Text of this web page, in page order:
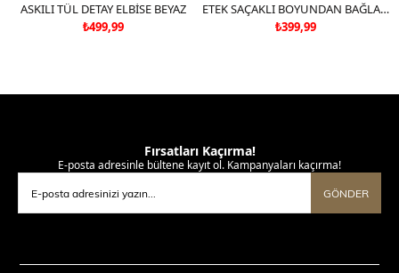
ASKILI TÜL DETAY ELBİSE BEYAZ
₺499,99
ETEK SAÇAKLI BOYUNDAN BAĞLAMALI TÜL ASTARLI ELBİSE BEYAZ
₺399,99
Fırsatları Kaçırma!
E-posta adresinle bültene kayıt ol. Kampanyaları kaçırma!
GÖNDER